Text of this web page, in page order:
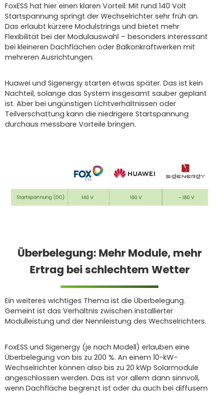
FoxESS hat hier einen klaren Vorteil: Mit rund 140 Volt
Startspannung springt der Wechselrichter sehr früh an.
Das erlaubt kürzere Modulstrings und bietet mehr
Flexibilität bei der Modulauswahl – besonders interessant
bei kleineren Dachflächen oder Balkonkraftwerken mit
mehreren Ausrichtungen.
Huawei und Sigenergy starten etwas später. Das ist kein
Nachteil, solange das System insgesamt sauber geplant
ist. Aber bei ungünstigen Lichtverhältnissen oder
Teilverschattung kann die niedrigere Startspannung
durchaus messbare Vorteile bringen.
Überbelegung: Mehr Module, mehr
Ertrag bei schlechtem Wetter
Ein weiteres wichtiges Thema ist die Überbelegung.
Gemeint ist das Verhältnis zwischen installierter
Modulleistung und der Nennleistung des Wechselrichters.
FoxESS und Sigenergy (je nach Modell) erlauben eine
Überbelegung von bis zu 200 %. An einem 10-kW-
Wechselrichter können also bis zu 20 kWp Solarmodule
angeschlossen werden. Das ist vor allem dann sinnvoll,
wenn Dachfläche begrenzt ist oder du auch bei diffusem